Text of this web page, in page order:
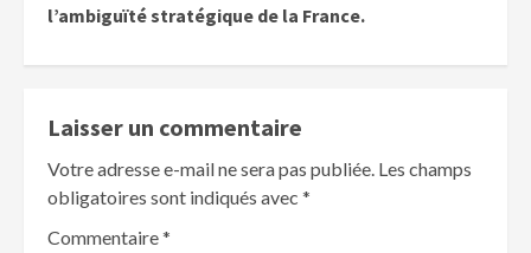
l’ambiguïté stratégique de la France.
Laisser un commentaire
Votre adresse e-mail ne sera pas publiée. Les champs
obligatoires sont indiqués avec *
Commentaire*